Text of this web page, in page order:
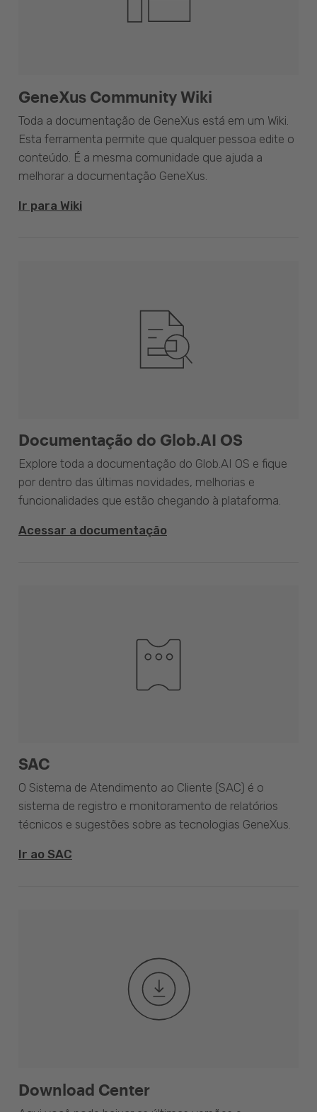
GeneXus Community Wiki
Toda a documentação de GeneXus está em um Wiki.
Esta ferramenta permite que qualquer pessoa edite o
conteúdo. É a mesma comunidade que ajuda a
melhorar a documentação GeneXus.
Ir para Wiki
Documentação do Glob.AI OS
Explore toda a documentação do Glob.AI OS e fique
por dentro das últimas novidades, melhorias e
funcionalidades que estão chegando à plataforma.
Acessar a documentação
SAC
O Sistema de Atendimento ao Cliente (SAC) é o
sistema de registro e monitoramento de relatórios
técnicos e sugestões sobre as tecnologias GeneXus.
Ir ao SAC
Download Center